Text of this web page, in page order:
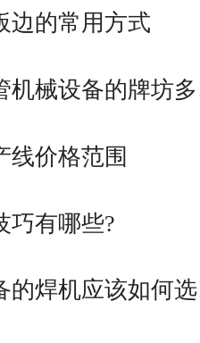
边的常用方式
机械设备的牌坊
线价格范围
巧有哪些?
的焊机应该如何